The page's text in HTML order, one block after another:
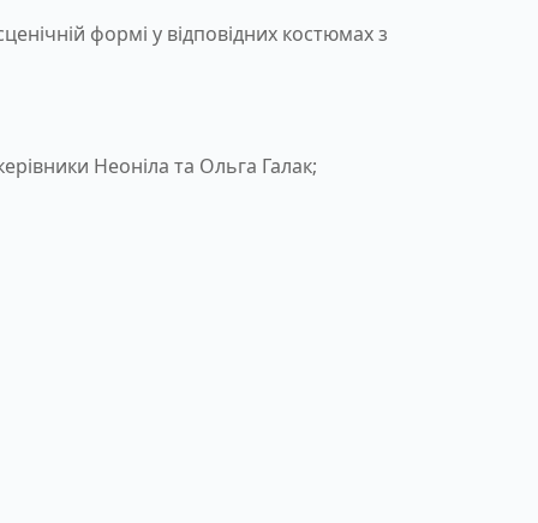
формі у відповідних костюмах з
Неоніла та Ольга Галак;